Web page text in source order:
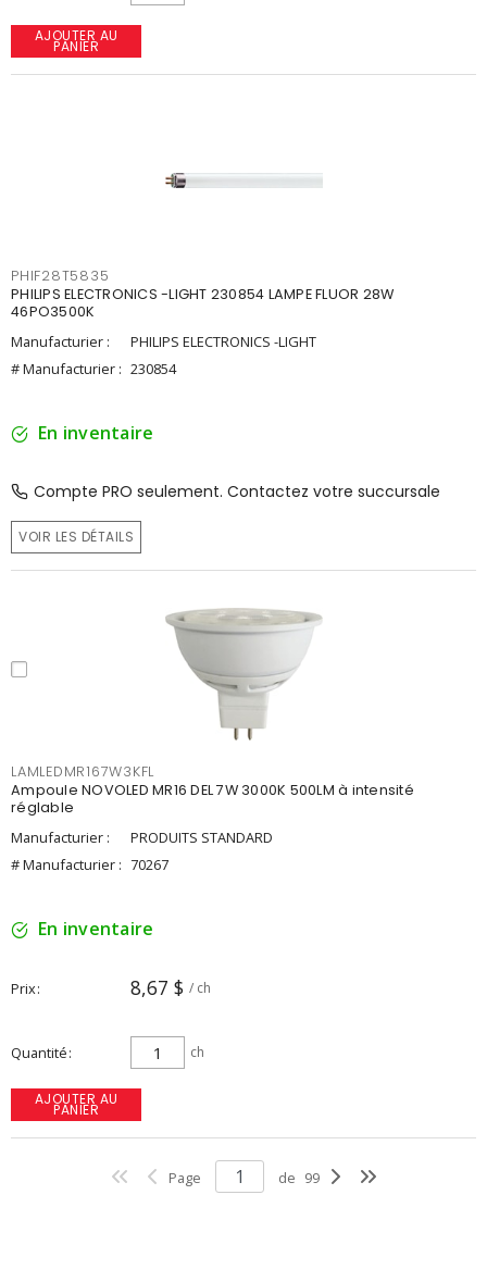
AJOUTER AU
PANIER
PHIF28T5835
PHILIPS ELECTRONICS -LIGHT 230854 LAMPE FLUOR 28W
46PO3500K
Manufacturier :
PHILIPS ELECTRONICS -LIGHT
# Manufacturier : 230854
En inventaire
Compte PRO seulement. Contactez votre succursale
VOIR LES DÉTAILS
LAMLEDMR167W3KFL
Ampoule NOVOLED MR16 DEL 7W 3000K 500LM à intensité
réglable
Manufacturier :
PRODUITS STANDARD
# Manufacturier : 70267
En inventaire
Prix 8,67 $ / ch
Quantité ch
AJOUTER AU
PANIER
Page de 99